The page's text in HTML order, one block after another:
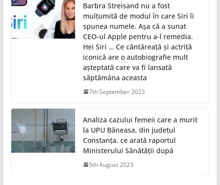
Barbra Streisand nu a fost
mulțumită de modul în care Siri îi
spunea numele. Așa că a sunat
CEO-ul Apple pentru a-l remedia.
Hei Siri … Ce cântăreață și actriță
iconică are o autobiografie mult
așteptată care va fi lansată
săptămâna aceasta
7th September 2023
Analiza cazului femeii care a murit
la UPU Băneasa, din județul
Constanța. ce arată raportul
Ministerului Sănătății după
5th August 2023